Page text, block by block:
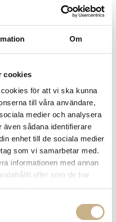
Om
cookies
för att vi ska kunna
till våra användare,
medier och analysera
sådana identifierare
enhet till de sociala medier
som vi samarbetar med.
informationen med annan
eller som de har
tjänster.
registrerar dig för vårt
möbler